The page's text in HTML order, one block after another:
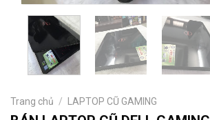
Trang chủ / LAPTOP CŨ GAMING